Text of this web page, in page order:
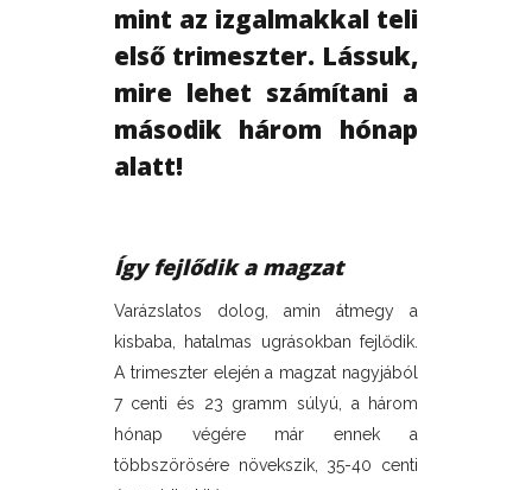
mint az izgalmakkal teli
első trimeszter. Lássuk,
mire lehet számítani a
második három hónap
alatt!
Így fejlődik a magzat
Varázslatos dolog, amin átmegy a
kisbaba, hatalmas ugrásokban fejlődik.
A trimeszter elején a magzat nagyjából
7 centi és 23 gramm súlyú, a három
hónap végére már ennek a
többszörösére növekszik, 35-40 centi